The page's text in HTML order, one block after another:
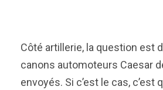
Côté artillerie, la question est
canons automoteurs Caesar
envoyés. Si c’est le cas, c’est